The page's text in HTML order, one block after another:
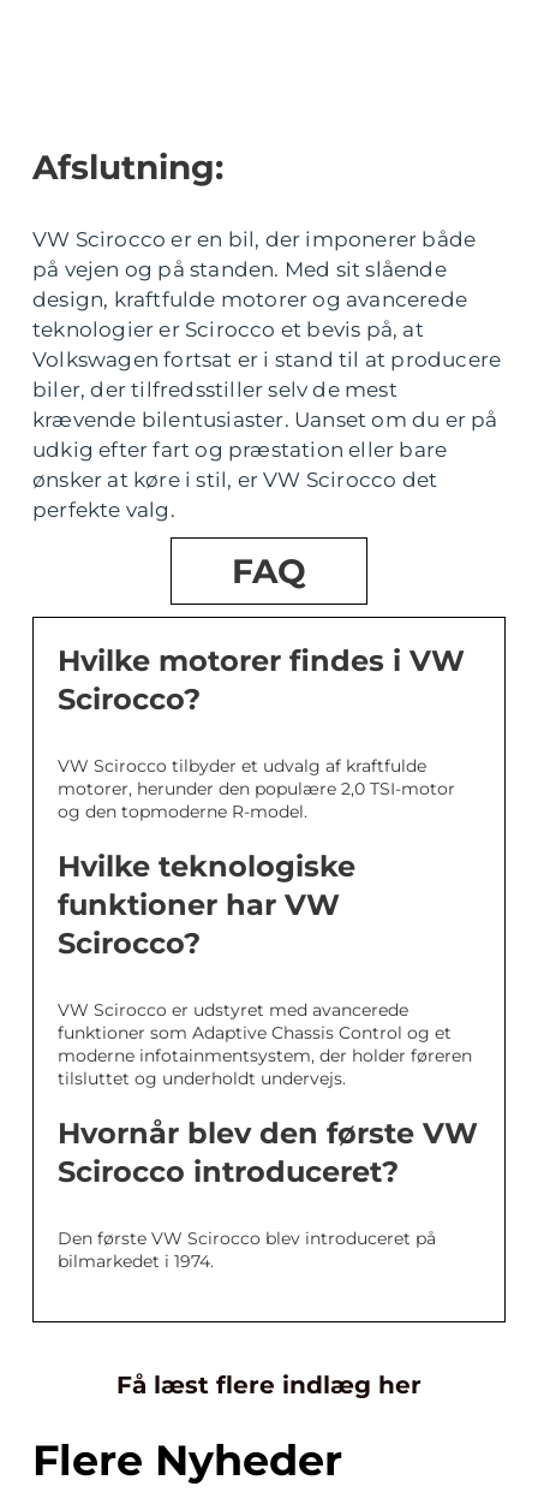
Afslutning:
VW Scirocco er en bil, der imponerer både
på vejen og på standen. Med sit slående
design, kraftfulde motorer og avancerede
teknologier er Scirocco et bevis på, at
Volkswagen fortsat er i stand til at producere
biler, der tilfredsstiller selv de mest
krævende bilentusiaster. Uanset om du er på
udkig efter fart og præstation eller bare
ønsker at køre i stil, er VW Scirocco det
perfekte valg.
FAQ
Hvilke motorer findes i VW
Scirocco?
VW Scirocco tilbyder et udvalg af kraftfulde
motorer, herunder den populære 2,0 TSI-motor
og den topmoderne R-model.
Hvilke teknologiske
funktioner har VW
Scirocco?
VW Scirocco er udstyret med avancerede
funktioner som Adaptive Chassis Control og et
moderne infotainmentsystem, der holder føreren
tilsluttet og underholdt undervejs.
Hvornår blev den første VW
Scirocco introduceret?
Den første VW Scirocco blev introduceret på
bilmarkedet i 1974.
Få læst flere indlæg her
Flere Nyheder